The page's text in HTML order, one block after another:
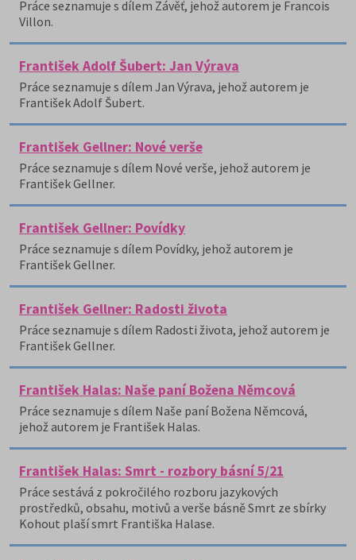
Práce seznamuje s dílem Závěť, jehož autorem je Francois
Villon.
František Adolf Šubert: Jan Výrava
Práce seznamuje s dílem Jan Výrava, jehož autorem je
František Adolf Šubert.
František Gellner: Nové verše
Práce seznamuje s dílem Nové verše, jehož autorem je
František Gellner.
František Gellner: Povídky
Práce seznamuje s dílem Povídky, jehož autorem je
František Gellner.
František Gellner: Radosti života
Práce seznamuje s dílem Radosti života, jehož autorem je
František Gellner.
František Halas: Naše paní Božena Němcová
Práce seznamuje s dílem Naše paní Božena Němcová,
jehož autorem je František Halas.
František Halas: Smrt - rozbory básní 5/21
Práce sestává z pokročilého rozboru jazykových
prostředků, obsahu, motivů a verše básně Smrt ze sbírky
Kohout plaší smrt Františka Halase.